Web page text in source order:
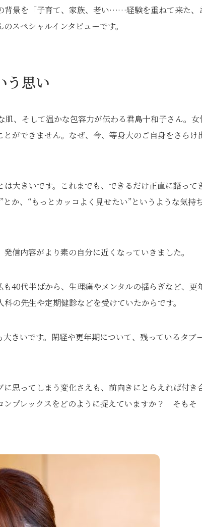
背景を「子育て、家族、老い……経験を重ねて来た、
スペシャルインタビューです。
う思い
肌、そして温かな包容力が伝わる君島十和子さん。女
ができません。なぜ、今、等身大のご自身をさらけ
大きいです。これまでも、できるだけ正直に語って
か、“もっとカッコよく見せたい”というような気持ち
信内容がより素の自分に近くなっていきました。
40代半ばから、生理痛やメンタルの揺らぎなど、更
の先生や定期健診などを受けていたからです。
きいです。閉経や更年期について、残っているタブ
に思ってしまう変化さえも、前向きにとらえれば付き
ンプレックスをどのように捉えていますか？ そもそ